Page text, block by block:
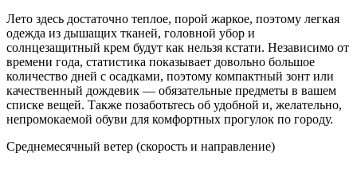
Лето здесь достаточно теплое, порой жаркое, поэтому легкая
одежда из дышащих тканей, головной убор и
солнцезащитный крем будут как нельзя кстати. Независимо от
времени года, статистика показывает довольно большое
количество дней с осадками, поэтому компактный зонт или
качественный дождевик — обязательные предметы в вашем
списке вещей. Также позаботьтесь об удобной и, желательно,
непромокаемой обуви для комфортных прогулок по городу.
Среднемесячный ветер (скорость и направление)